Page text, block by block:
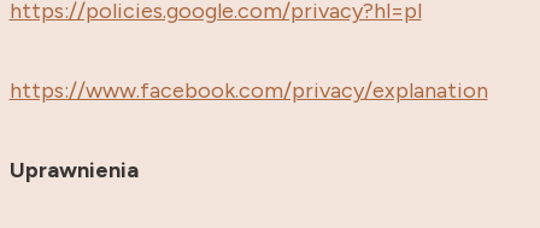
https://policies.google.com/privacy?hl=pl
https://www.facebook.com/privacy/explanation
Uprawnienia